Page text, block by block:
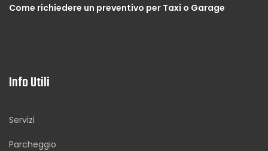
Come richiedere un preventivo per Taxi o Garage
Info Utili
Servizi
Parcheggio